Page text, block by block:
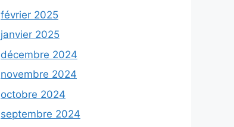
février 2025
janvier 2025
décembre 2024
novembre 2024
octobre 2024
septembre 2024